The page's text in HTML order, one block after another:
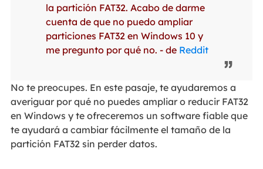
la partición FAT32. Acabo de darme
cuenta de que no puedo ampliar
particiones FAT32 en Windows 10 y
me pregunto por qué no. - de Reddit
No te preocupes. En este pasaje, te ayudaremos a
averiguar por qué no puedes ampliar o reducir FAT32
en Windows y te ofreceremos un software fiable que
te ayudará a cambiar fácilmente el tamaño de la
partición FAT32 sin perder datos.